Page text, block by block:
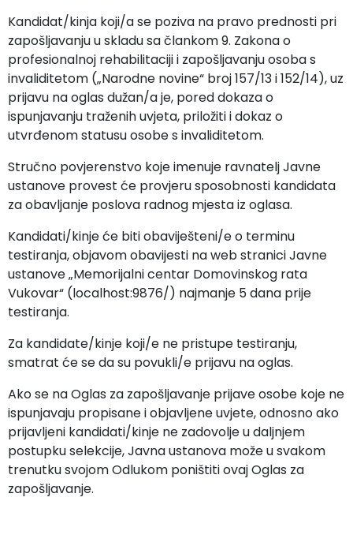
Kandidat/kinja koji/a se poziva na pravo prednosti pri
zapošljavanju u skladu sa člankom 9. Zakona o
profesionalnoj rehabilitaciji i zapošljavanju osoba s
invaliditetom („Narodne novine“ broj 157/13 i 152/14), uz
prijavu na oglas dužan/a je, pored dokaza o
ispunjavanju traženih uvjeta, priložiti i dokaz o
utvrđenom statusu osobe s invaliditetom.
Stručno povjerenstvo koje imenuje ravnatelj Javne
ustanove provest će provjeru sposobnosti kandidata
za obavljanje poslova radnog mjesta iz oglasa.
Kandidati/kinje će biti obaviješteni/e o terminu
testiranja, objavom obavijesti na web stranici Javne
ustanove „Memorijalni centar Domovinskog rata
Vukovar“ (localhost:9876/) najmanje 5 dana prije
testiranja.
Za kandidate/kinje koji/e ne pristupe testiranju,
smatrat će se da su povukli/e prijavu na oglas.
Ako se na Oglas za zapošljavanje prijave osobe koje ne
ispunjavaju propisane i objavljene uvjete, odnosno ako
prijavljeni kandidati/kinje ne zadovolje u daljnjem
postupku selekcije, Javna ustanova može u svakom
trenutku svojom Odlukom poništiti ovaj Oglas za
zapošljavanje.